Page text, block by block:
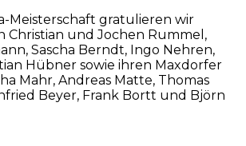
Meisterschaft gratulieren wir
Christian und Jochen Rummel,
Sascha Berndt, Ingo Nehren,
Hübner sowie ihren Maxdorfer
Mahr, Andreas Matte, Thomas
Beyer, Frank Bortt und Björn